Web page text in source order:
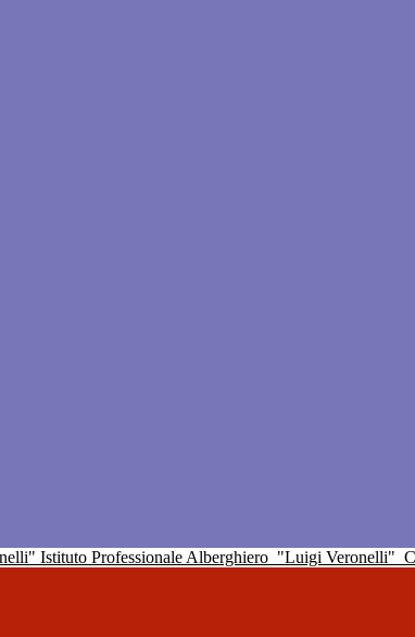
Istituto Professionale Alberghiero "Luigi Veronelli"